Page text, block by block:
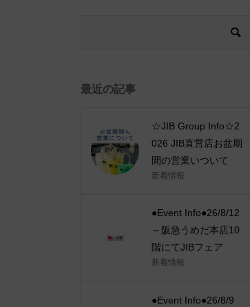
最近の記事
☆JIB Group Info☆2
026 JIB直営店お盆期
間の営業いついて
新着情報
●Event Info●26/8/12
～阪急うめだ本店10
階にてJIBフェア
新着情報
●Event Info●26/8/9